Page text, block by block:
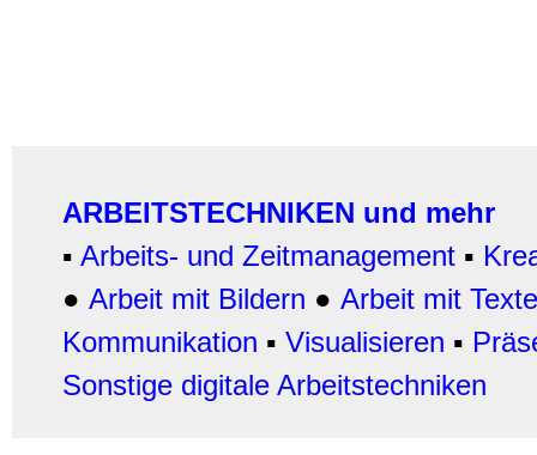
ARBEITSTECHNIKEN und mehr
▪ Arbeits- und Zeitmanagement ▪
● Arbeit mit Bildern ● Arbeit mit
Kommunikation ▪ Visualisieren ▪
Sonstige digitale Arbeitstechniken